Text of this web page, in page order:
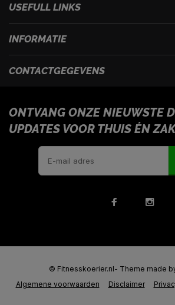
USEFULL LINKS
INFORMATIE
CONTACTGEGEVENS
ONTVANG ONZE NIEUWSTE
UPDATES VOOR THUIS ÉN
Algemene voorwaarden Disclaimer
© Fitnesskoerier.nl- Theme made